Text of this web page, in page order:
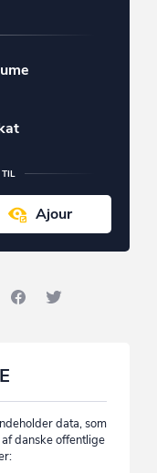
Ajour
data, som
danske offentlige